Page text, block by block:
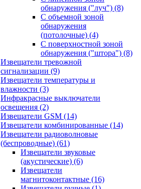
обнаружения ("луч") (8)
С объемной зоной
обнаружения
(потолочные) (4)
С поверхностной зоной
обнаружения ("штора") (8)
Извещатели тревожной
сигнализации (9)
Извещатели температуры и
влажности (3)
Инфракрасные выключатели
освещения (2)
Извещатели GSM (14)
Извещатели комбинированные (14)
Извещатели радиоволновые
(беспроводные) (61)
Извещатели звуковые
(акустические) (6)
Извещатели
магнитоконтактные (16)